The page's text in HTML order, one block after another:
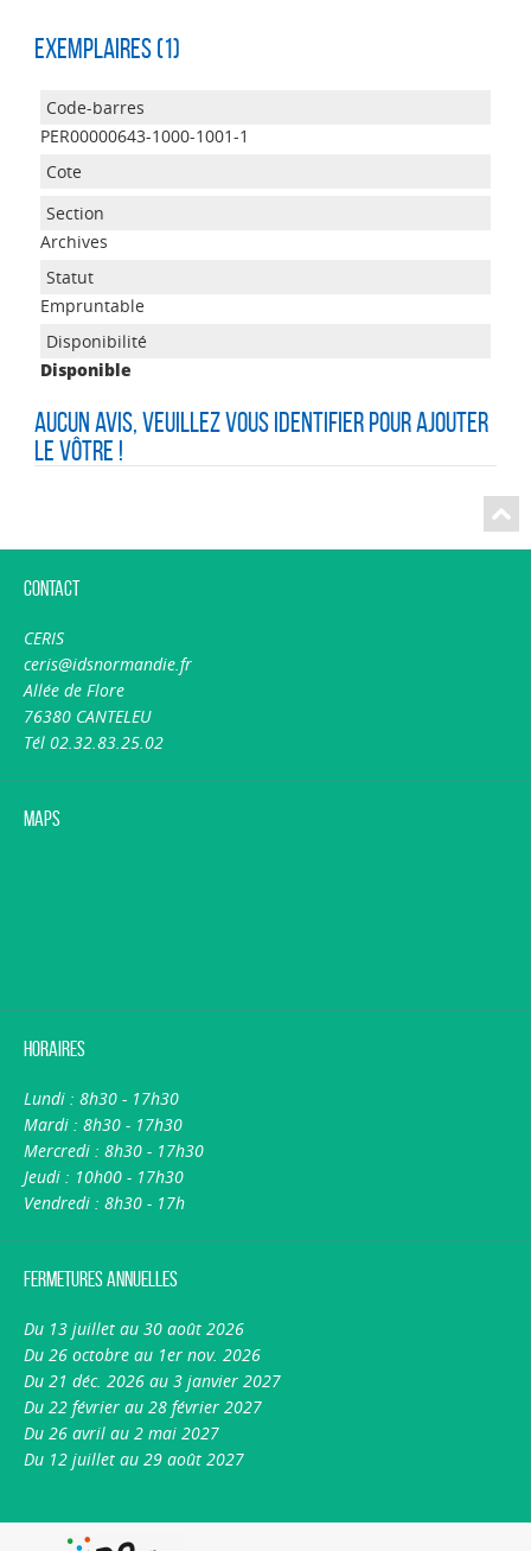
Exemplaires (1)
PER00000643-1000-1001-1
Archives
Empruntable
Disponible
Aucun avis, veuillez vous identifier pour ajouter
le vôtre !
Contact
CERIS
ceris@idsnormandie.fr
Allée de Flore
76380 CANTELEU
Tél 02.32.83.25.02
Maps
Horaires
Lundi : 8h30 - 17h30
Mardi : 8h30 - 17h30
Mercredi : 8h30 - 17h30
Jeudi : 10h00 - 17h30
Vendredi : 8h30 - 17h
Fermetures annuelles
Du 13 juillet au 30 août 2026
Du 26 octobre au 1er nov. 2026
Du 21 déc. 2026 au 3 janvier 2027
Du 22 février au 28 février 2027
Du 26 avril au 2 mai 2027
Du 12 juillet au 29 août 2027